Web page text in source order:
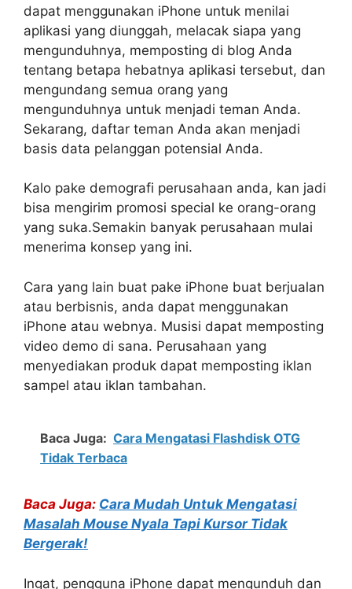
dapat menggunakan iPhone untuk menilai
aplikasi yang diunggah, melacak siapa yang
mengunduhnya, memposting di blog Anda
tentang betapa hebatnya aplikasi tersebut, dan
mengundang semua orang yang
mengunduhnya untuk menjadi teman Anda.
Sekarang, daftar teman Anda akan menjadi
basis data pelanggan potensial Anda.
Kalo pake demografi perusahaan anda, kan jadi
bisa mengirim promosi special ke orang-orang
yang suka.Semakin banyak perusahaan mulai
menerima konsep yang ini.
Cara yang lain buat pake iPhone buat berjualan
atau berbisnis, anda dapat menggunakan
iPhone atau webnya. Musisi dapat memposting
video demo di sana. Perusahaan yang
menyediakan produk dapat memposting iklan
sampel atau iklan tambahan.
Baca Juga: Cara Mengatasi Flashdisk OTG
Tidak Terbaca
Baca Juga: Cara Mudah Untuk Mengatasi
Masalah Mouse Nyala Tapi Kursor Tidak
Bergerak!
Ingat, pengguna iPhone dapat mengunduh dan